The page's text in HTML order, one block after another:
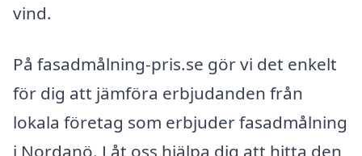
vind.
På fasadmålning-pris.se gör vi det enkelt
för dig att jämföra erbjudanden från
lokala företag som erbjuder fasadmålning